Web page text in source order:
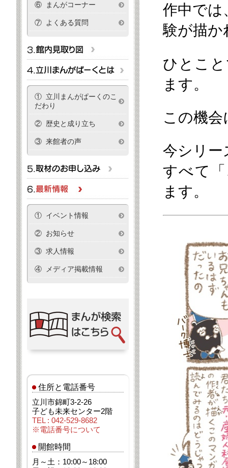
作中では
験が描か
ひとこ
ます。
この機
今シリー
すべて
ます。
⑥ まんがコーナー
⑦ よくある質問
① 立川まんがぱーくのこ
だわり
② 歴史と成り立ち
③ 来館者の声
① イベント情報
② お知らせ
③ 求人情報
④ メディア掲載情報
住所と電話番号
立川市錦町3-2-26
子ども未来センター2階
TEL : 042-529-8682
※電話番号について
開館時間
月～土：10:00～18:00